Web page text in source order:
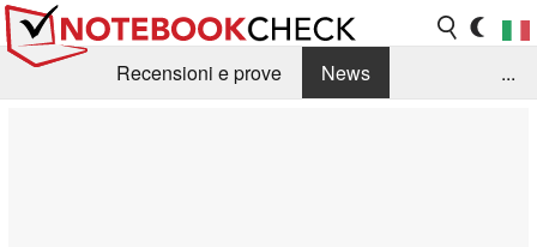
Recensioni e prove
News
...